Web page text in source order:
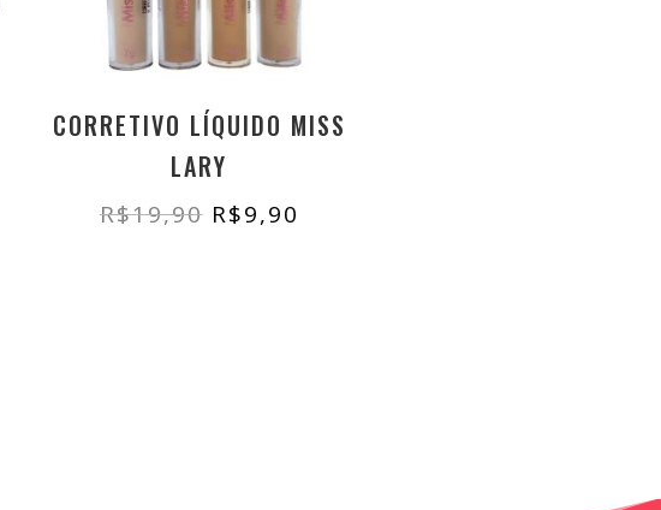
CORRETIVO LÍQUIDO MISS
LARY
R$19,90 O
R$9,90